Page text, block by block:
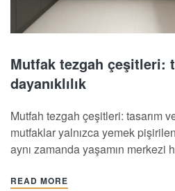
Mutfak tezgah çeşitleri:
dayanıklılık
Mutfah tezgah çeşitleri: tasarım
mutfaklar yalnızca yemek
aynı zamanda yaşamın merkezi
estetik ve uzun ömürlü malzeme
READ MORE